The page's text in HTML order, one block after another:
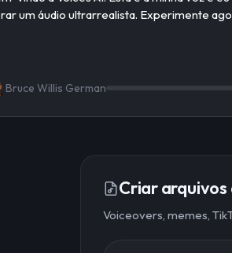
Bruce Willis German
Criar arquivos
Voiceovers, memes,